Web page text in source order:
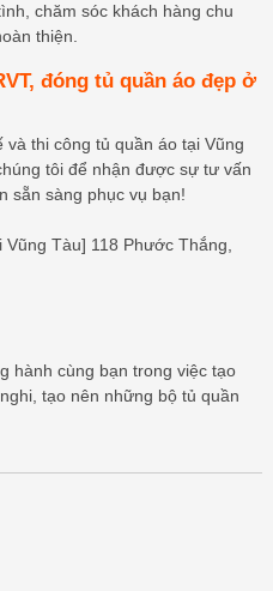
chăm sóc khách hàng chu
thiện.
đóng tủ quần áo đẹp ở
thi công tủ quần áo tại Vũng
tôi để nhận được sự tư vấn
sẵn sàng phục vụ bạn!
Tàu] 118 Phước Thắng,
hành cùng bạn trong việc tạo
tạo nên những bộ tủ quần